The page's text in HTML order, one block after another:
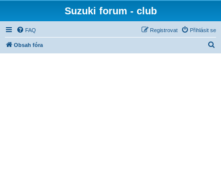
Suzuki forum - club
FAQ Přihlásit se
Registrovat
Obsah fóra